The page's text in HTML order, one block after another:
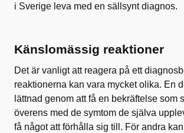
i Sverige leva med en sällsynt diagnos.
Känslomässig reaktioner
Det är vanligt att reagera på ett
reaktionerna kan vara mycket olika. En
lättnad genom att få en bekräftelse som
överens med de symtom de själva
få något att förhålla sig till. För andra